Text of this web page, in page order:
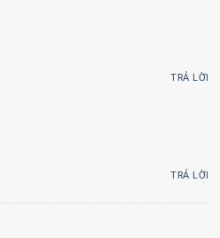
TRẢ LỜI
TRẢ LỜI